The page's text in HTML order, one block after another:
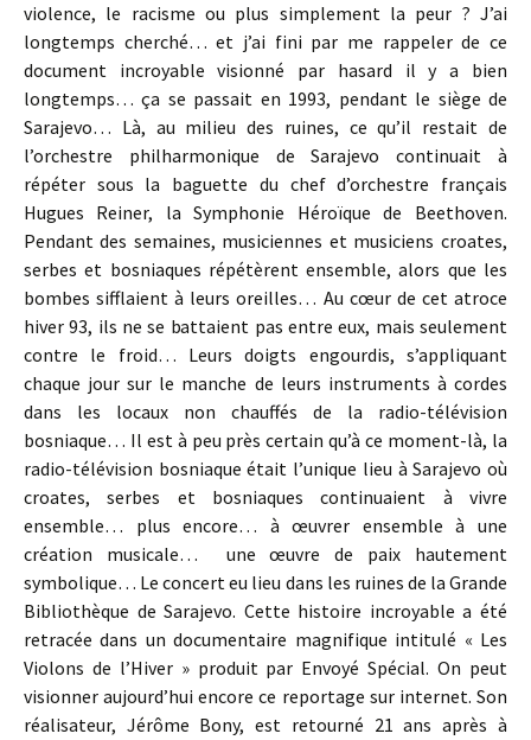
violence, le racisme ou plus simplement la peur ? J’ai
longtemps cherché… et j’ai fini par me rappeler de ce
document incroyable visionné par hasard il y a bien
longtemps… ça se passait en 1993, pendant le siège de
Sarajevo… Là, au milieu des ruines, ce qu’il restait de
l’orchestre philharmonique de Sarajevo continuait à
répéter sous la baguette du chef d’orchestre français
Hugues Reiner, la Symphonie Héroïque de Beethoven.
Pendant des semaines, musiciennes et musiciens croates,
serbes et bosniaques répétèrent ensemble, alors que les
bombes sifflaient à leurs oreilles… Au cœur de cet atroce
hiver 93, ils ne se battaient pas entre eux, mais seulement
contre le froid… Leurs doigts engourdis, s’appliquant
chaque jour sur le manche de leurs instruments à cordes
dans les locaux non chauffés de la radio-télévision
bosniaque… Il est à peu près certain qu’à ce moment-là, la
radio-télévision bosniaque était l’unique lieu à Sarajevo où
croates, serbes et bosniaques continuaient à vivre
ensemble… plus encore… à œuvrer ensemble à une
création musicale… une œuvre de paix hautement
symbolique… Le concert eu lieu dans les ruines de la Grande
Bibliothèque de Sarajevo. Cette histoire incroyable a été
retracée dans un documentaire magnifique intitulé « Les
Violons de l’Hiver » produit par Envoyé Spécial. On peut
visionner aujourd’hui encore ce reportage sur internet. Son
réalisateur, Jérôme Bony, est retourné 21 ans après à